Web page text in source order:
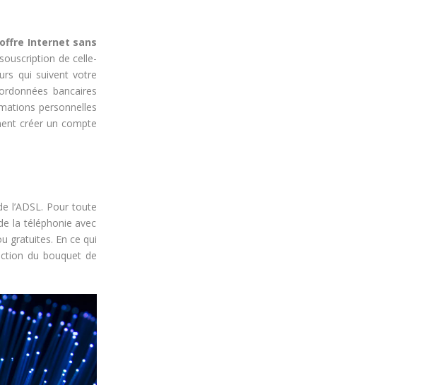
offre Internet sans
de celle-
qui suivent votre
bancaires
personnelles
créer un compte
l’ADSL. Pour toute
la téléphonie avec
gratuites. En ce qui
du bouquet de